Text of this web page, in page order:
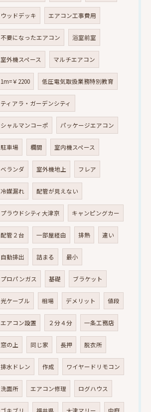
ウッドデッキ エアコン工事費用
不要になったエアコン 浴室前室
室外機スペース マルチエアコン
1m=￥2200 低圧電気取扱業務特別教育
ティアラ・ガーデンシティ
シャルマンコーポ パッケージエアコン
駐車場 欄間 室内機スペース
ベランダ 室外機地上 フレア
冷媒漏れ 配管が見えない
プラウドシティ大津京 キャンピングカー
配管２台 一部屋経由 排熱 違い
自動排出 詰まる 最小
プロパンガス 基礎 ブラケット
光ケーブル 相場 デメリット 値段
エアコン設置 ２分４分 一条工務店
窓の上 同じ家 長押 脱衣所
排水ドレン 作成 ワイヤードリモコン
洗面所 エアコン修理 ログハウス